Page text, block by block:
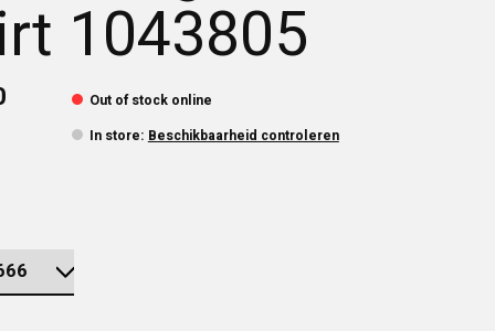
1043805
Out of stock online
In store: Beschikbaarheid controleren